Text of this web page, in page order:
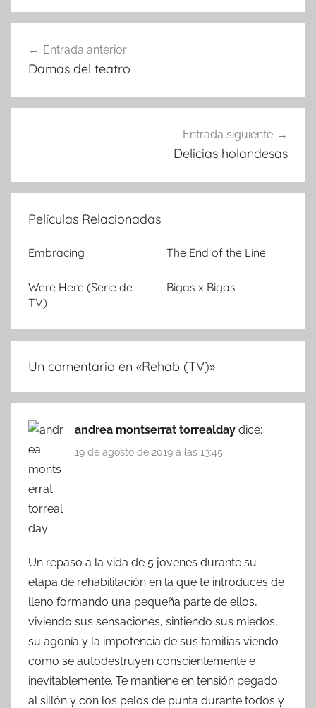
Navegación
de
entradas
Entrada anterior
Damas del teatro
Entrada siguiente
Delicias holandesas
Películas Relacionadas
Embracing The End of the Line
Were Here (Serie de
TV)
Bigas x Bigas
Un comentario en «Rehab (TV)»
andrea montserrat torrealday dice:
19 de agosto de 2019 a las 13:45
Un repaso a la vida de 5 jovenes durante su
etapa de rehabilitación en la que te introduces de
lleno formando una pequeña parte de ellos,
viviendo sus sensaciones, sintiendo sus miedos,
su agonía y la impotencia de sus familias viendo
como se autodestruyen conscientemente e
inevitablemente. Te mantiene en tensión pegado
al sillón y con los pelos de punta durante todos y